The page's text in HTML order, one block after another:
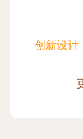
创新设计